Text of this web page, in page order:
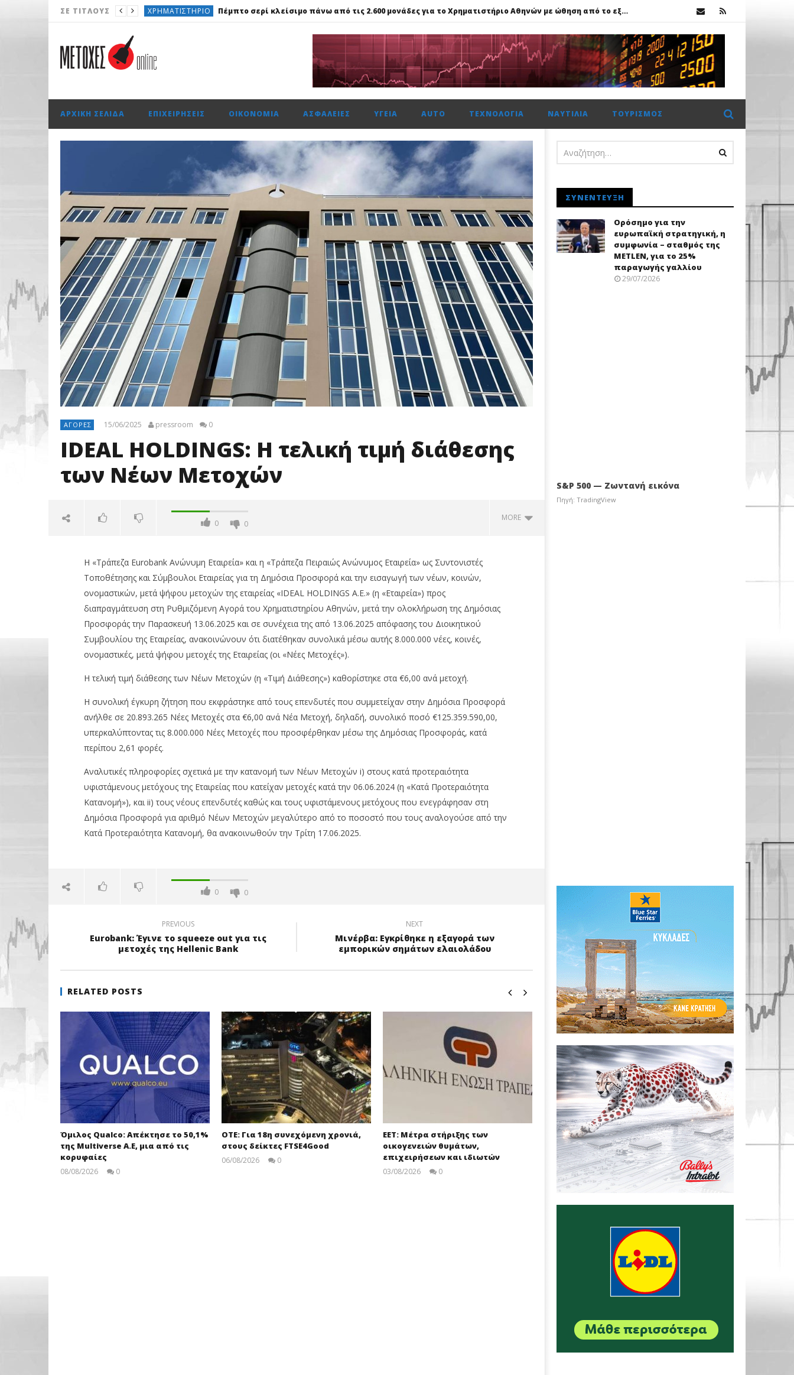
ΣΕ ΤΊΤΛΟΥΣ ΧΡΗΜΑΤΙΣΤΉΡΙΟ Πέμπτο σερί κλείσιμο πάνω από τις 2.600 μονάδες για το Χρηματιστήριο Αθηνών με ώθηση από το εξωτερικό
AUTO BYD DOLPHIN G: Νέας γενιάς τεχνολογία DM 5.0 Super Hybrid
ΧΡΗΜΑΤΙΣΤΉΡΙΟ Wall: Άνω του 3% κέρδη, Dow άνοδο 0,28%, S&P 500 0,62% & Nasdaq κέρδη 1,3%
ΑΡΧΙΚΉ ΣΕΛΊΔΑ ΕΠΙΧΕΙΡΉΣΕΙΣ ΟΙΚΟΝΟΜΊΑ ΑΣΦΆΛΕΙΕΣ ΥΓΕΊΑ AUTO ΤΕΧΝΟΛΟΓΊΑ ΝΑΥΤΙΛΊΑ ΤΟΥΡΙΣΜΌΣ
ΑΓΟΡΈΣ 15/06/2025 pressroom 0
IDEAL HOLDINGS: Η τελική τιμή διάθεσης
των Νέων Μετοχών
0 0
MORE
NOW VIEWING
διάθεσης των Νέων Μετοχών
pressroom
άνοδο 0,28%, S&P 500 0,62% &
15/06/2025
pressroom
ανοίγει δρόμο για δάνεια σε
15/06/2025
pressroom
Η «Τράπεζα Eurobank Ανώνυμη Εταιρεία» και η «Τράπεζα Πειραιώς Ανώνυμος Εταιρεία» ως Συντονιστές
Τοποθέτησης και Σύμβουλοι Εταιρείας για τη Δημόσια Προσφορά και την εισαγωγή των νέων, κοινών,
ονομαστικών, μετά ψήφου μετοχών της εταιρείας «IDEAL HOLDINGS Α.Ε.» (η «Εταιρεία») προς
διαπραγμάτευση στη Ρυθμιζόμενη Αγορά του Χρηματιστηρίου Αθηνών, μετά την ολοκλήρωση της Δημόσιας
Προσφοράς την Παρασκευή 13.06.2025 και σε συνέχεια της από 13.06.2025 απόφασης του Διοικητικού
Συμβουλίου της Εταιρείας, ανακοινώνουν ότι διατέθηκαν συνολικά μέσω αυτής 8.000.000 νέες, κοινές,
ονομαστικές, μετά ψήφου μετοχές της Εταιρείας (οι «Νέες Μετοχές»).
Η τελική τιμή διάθεσης των Νέων Μετοχών (η «Τιμή Διάθεσης») καθορίστηκε στα €6,00 ανά μετοχή.
Η συνολική έγκυρη ζήτηση που εκφράστηκε από τους επενδυτές που συμμετείχαν στην Δημόσια Προσφορά
ανήλθε σε 20.893.265 Νέες Μετοχές στα €6,00 ανά Νέα Μετοχή, δηλαδή, συνολικό ποσό €125.359.590,00,
υπερκαλύπτοντας τις 8.000.000 Νέες Μετοχές που προσφέρθηκαν μέσω της Δημόσιας Προσφοράς, κατά
περίπου 2,61 φορές.
Αναλυτικές πληροφορίες σχετικά με την κατανομή των Νέων Μετοχών i) στους κατά προτεραιότητα
υφιστάμενους μετόχους της Εταιρείας που κατείχαν μετοχές κατά την 06.06.2024 (η «Κατά Προτεραιότητα
Κατανομή»), και ii) τους νέους επενδυτές καθώς και τους υφιστάμενους μετόχους που ενεγράφησαν στη
Δημόσια Προσφορά για αριθμό Νέων Μετοχών μεγαλύτερο από το ποσοστό που τους αναλογούσε από την
Κατά Προτεραιότητα Κατανομή, θα ανακοινωθούν την Τρίτη 17.06.2025.
0 0
PREVIOUS
Eurobank: Έγινε το squeeze out για τις
μετοχές της Hellenic Bank
NEXT
Μινέρβα: Εγκρίθηκε η εξαγορά των
εμπορικών σημάτων ελαιολάδου
RELATED POSTS
Όμιλος Qualco: Απέκτησε το 50,1%
της Multiverse A.E, μια από τις
κορυφαίες
08/08/2026
0
ΟΤΕ: Για 18η συνεχόμενη χρονιά,
στους δείκτες FTSE4Good
06/08/2026
0
ΕΕΤ: Μέτρα στήριξης των
οικογενειών θυμάτων,
επιχειρήσεων και ιδιωτών
03/08/2026
0
ΣΥΝΈΝΤΕΥΞΗ
Ορόσημο για την
ευρωπαϊκή στρατηγική, η
συμφωνία – σταθμός της
METLEN, για το 25%
παραγωγής γαλλίου
29/07/2026
S&P 500 — Ζωντανή εικόνα
Πηγή: TradingView